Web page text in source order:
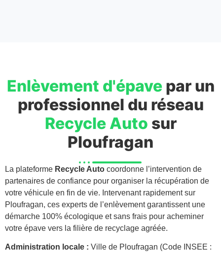
Enlèvement d'épavepar un
professionnel du réseau
Recycle Auto sur
Ploufragan
La plateforme Recycle Auto coordonne l’intervention de
partenaires de confiance pour organiser la récupération de
votre véhicule en fin de vie. Intervenant rapidement sur
Ploufragan, ces experts de l’enlèvement garantissent une
démarche 100% écologique et sans frais pour acheminer
votre épave vers la filière de recyclage agréée.
Administration locale : Ville de Ploufragan (Code INSEE :